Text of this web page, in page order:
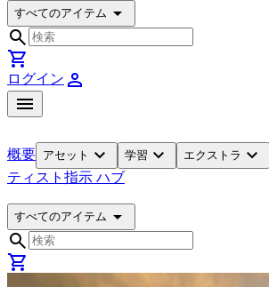
すべてのアイテム arrow_drop_down
search
shopping_cart
ログイン person
menu
概要 アセット expand_more 学習 expand_more エクストラ expand_more
ティスト 指示 ハブ
すべてのアイテム arrow_drop_down
search
shopping_cart